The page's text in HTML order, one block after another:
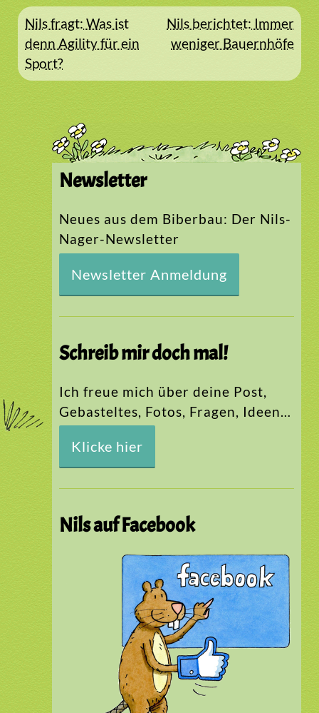
Beitragsnavigation
Nils fragt: Was ist
denn Agility für ein
Sport?
Nils berichtet: Immer
weniger Bauernhöfe
Newsletter
Neues aus dem Biberbau: Der Nils-
Nager-Newsletter
Newsletter Anmeldung
Schreib mir doch mal!
Ich freue mich über deine Post,
Gebasteltes, Fotos, Fragen, Ideen…
Klicke hier
Nils auf Facebook